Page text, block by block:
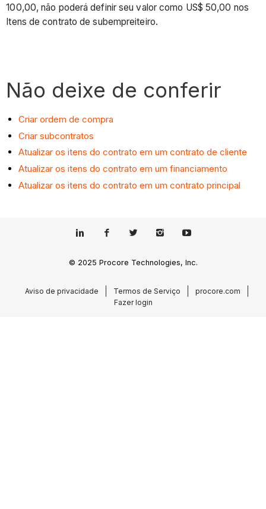
100,00, não poderá definir seu valor como US$ 50,00 nos
Itens de contrato de subempreiteiro.
Não deixe de conferir
Criar ordem de compra
Criar subcontratos
Atualizar os itens do contrato em um contrato de cliente
Atualizar os itens do contrato em um financiamento
Atualizar os itens do contrato em um contrato principal
© 2025 Procore Technologies, Inc.
Aviso de privacidade Termos de Serviço
procore.com
Fazer login